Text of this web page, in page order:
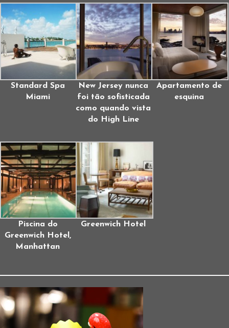
Standard Spa
Miami
New Jersey nunca
foi tão sofisticada
como quando vista
do High Line
Apartamento de
esquina
Piscina do
Greenwich Hotel,
Manhattan
Greenwich Hotel